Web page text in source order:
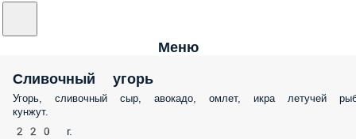
Меню
Сливочный угорь
Угорь, сливочный сыр, авокадо, омлет, икра летучей
кунжут.
220 г.